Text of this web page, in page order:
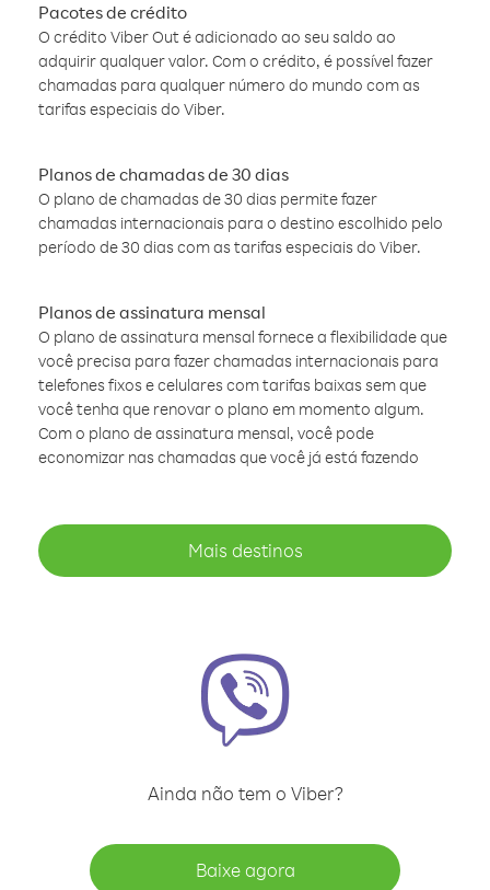
Pacotes de crédito
O crédito Viber Out é adicionado ao seu saldo ao
adquirir qualquer valor. Com o crédito, é possível fazer
chamadas para qualquer número do mundo com as
tarifas especiais do Viber.
Planos de chamadas de 30 dias
O plano de chamadas de 30 dias permite fazer
chamadas internacionais para o destino escolhido pelo
período de 30 dias com as tarifas especiais do Viber.
Planos de assinatura mensal
O plano de assinatura mensal fornece a flexibilidade que
você precisa para fazer chamadas internacionais para
telefones fixos e celulares com tarifas baixas sem que
você tenha que renovar o plano em momento algum.
Com o plano de assinatura mensal, você pode
economizar nas chamadas que você já está fazendo
Mais destinos
Ainda não tem o Viber?
Baixe agora